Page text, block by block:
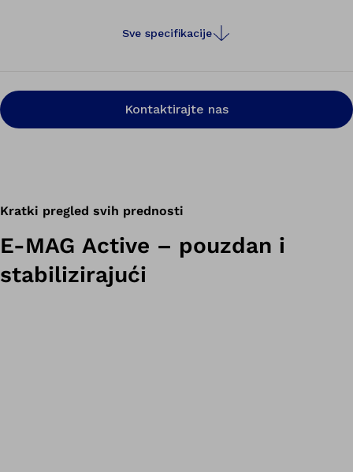
Sve specifikacije
Kontaktirajte nas
Kratki pregled svih prednosti
E-MAG Active – pouzdan i
stabilizirajući